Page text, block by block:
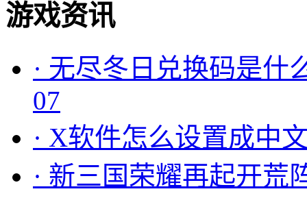
游戏资讯
· 无尽冬日兑换码是什
07
· X软件怎么设置成中
· 新三国荣耀再起开荒